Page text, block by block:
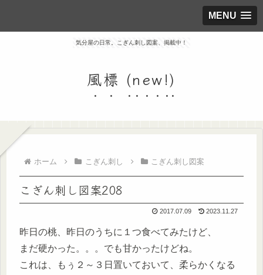
MENU
気分屋の日常。こぎん刺し図案、掲載中！
風標 (new!)
ホーム こぎん刺し こぎん刺し図案
こぎん刺し図案208
2017.07.09 2023.11.27
昨日の桃、昨日のうちに１つ食べてみたけど、
まだ硬かった。。。でも甘かったけどね。
これは、もぅ２～３日置いておいて、柔らかくなる